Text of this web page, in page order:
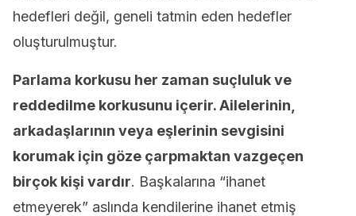
hedefleri değil, geneli tatmin eden hedefler
oluşturulmuştur.
Parlama korkusu her zaman suçluluk ve
reddedilme korkusunu içerir. Ailelerinin,
arkadaşlarının veya eşlerinin sevgisini
korumak için göze çarpmaktan vazgeçen
birçok kişi vardır. Başkalarına “ihanet
etmeyerek” aslında kendilerine ihanet etmiş